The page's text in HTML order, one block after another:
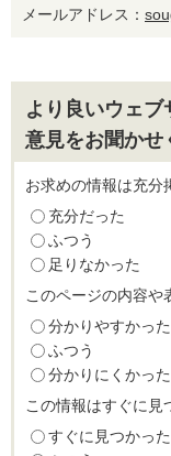
メールアドレス：
より良いウェ
意見をお聞かせ
お求めの情報は充分
充分だった
ふつう
足りなかった
このページの内容や
分かりやすかった
ふつう
分かりにくかった
この情報はすぐに見
すぐに見つかった